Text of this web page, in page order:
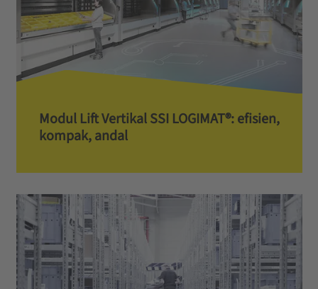
Modul Lift Vertikal SSI LOGIMAT®: efisien,
kompak, andal